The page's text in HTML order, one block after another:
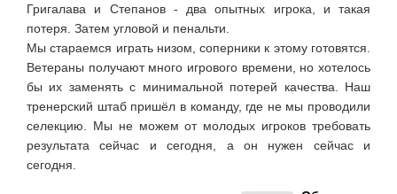
Григалава и Степанов - два опытных игрока, и такая
потеря. Затем угловой и пенальти.
Мы стараемся играть низом, соперники к этому готовятся.
Ветераны получают много игрового времени, но хотелось
бы их заменять с минимальной потерей качества. Наш
тренерский штаб пришёл в команду, где не мы проводили
селекцию. Мы не можем от молодых игроков требовать
результата сейчас и сегодня, а он нужен сейчас и
сегодня.